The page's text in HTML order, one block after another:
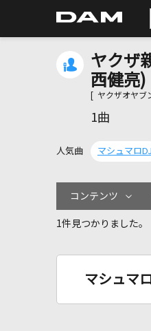
ヤクザ
西健亮)
[ ヤクザオヤブ
1曲
人気曲 マシュマロDJ
コンテンツ
1件見つかりました。
マシュマ